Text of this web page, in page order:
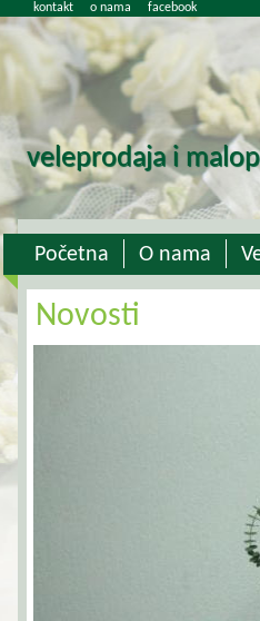
kontakt o nama facebook
veleprodaja i
Početna O nama
Novosti